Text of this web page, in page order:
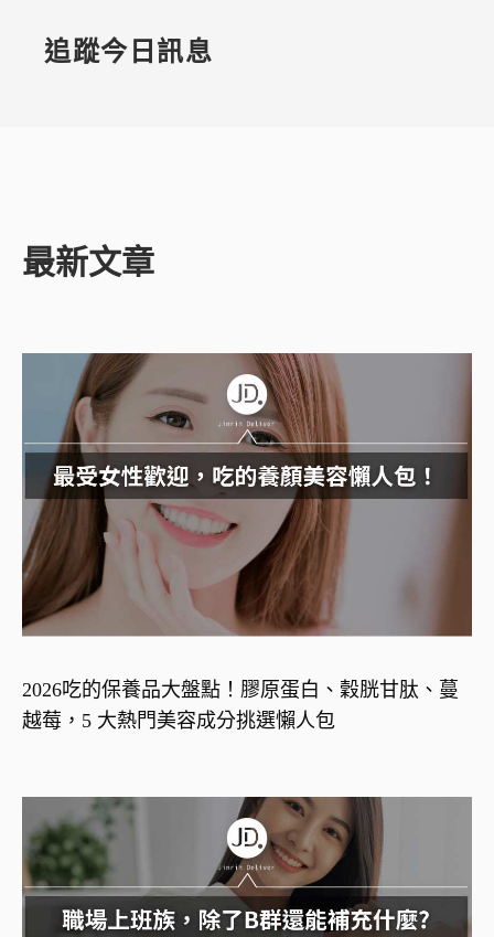
追蹤今日訊息
最新文章
2026吃的保養品大盤點！膠原蛋白、穀胱甘肽、蔓
越莓，5 大熱門美容成分挑選懶人包